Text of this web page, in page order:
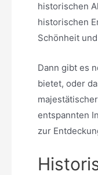
historischen
historischen
Schönheit
Dann gibt es
bietet, oder
entspannten
zur